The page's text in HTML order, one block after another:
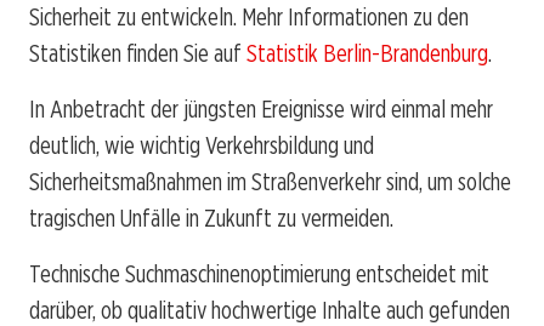
Sicherheit zu entwickeln. Mehr Informationen zu den
Statistiken finden Sie auf Statistik Berlin-Brandenburg.
In Anbetracht der jüngsten Ereignisse wird einmal mehr
deutlich, wie wichtig Verkehrsbildung und
Sicherheitsmaßnahmen im Straßenverkehr sind, um solche
tragischen Unfälle in Zukunft zu vermeiden.
Technische Suchmaschinenoptimierung entscheidet mit
darüber, ob qualitativ hochwertige Inhalte auch gefunden